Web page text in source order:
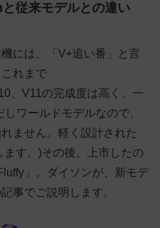
従来モデルとの違い
には、「V+追い番」と言
れまで
、V11の完成度は高く、一
ワールドモデルなので、
ません。軽く設計された
す。)その後、上市したの
」。ダイソンが、新モデ
事でご説明します。